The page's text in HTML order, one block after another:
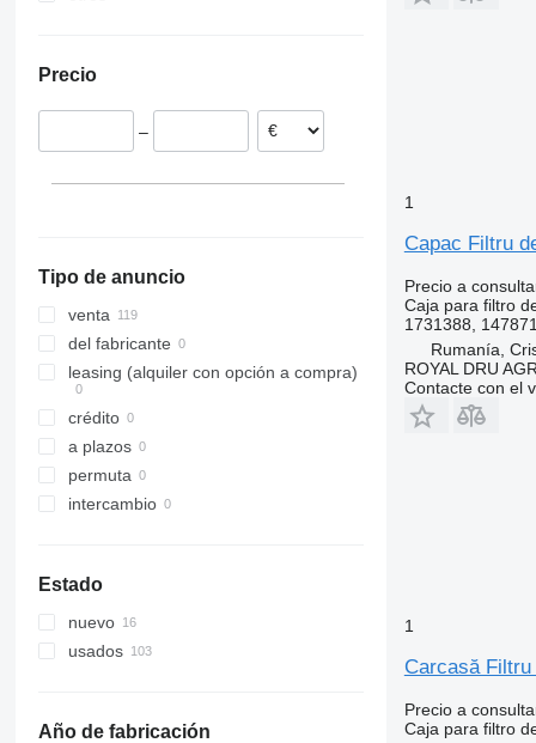
Dinamarca
Grecia
Precio
–
Tipo de anuncio
venta
del fabricante
leasing (alquiler con opción a compra)
crédito
a plazos
permuta
intercambio
Estado
nuevo
usados
Año de fabricación
1
Capac Filtru
Precio a
Caja para filtro
1731388,
Rumanía,
ROYAL DRU
Contacte con el
1
Carcasă
Precio a
Caja para filtro